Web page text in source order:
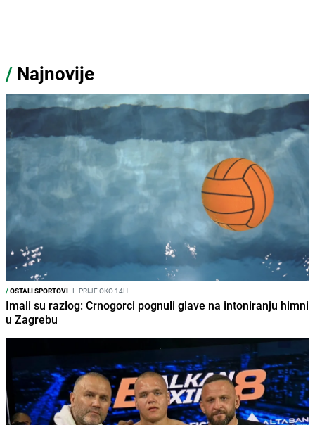
/ Najnovije
/OSTALI SPORTOVI I PRIJE OKO 14H
Imali su razlog: Crnogorci pognuli glave na intoniranju himni
u Zagrebu